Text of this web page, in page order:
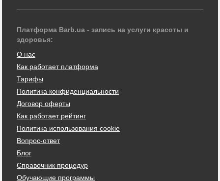
Платформа Barb.ua - запись на услуги красоты и
здоровья:
О нас
Как работает платформа
Тарифы
Политика конфиденциальности
Договор оферты
Как работает рейтинг
Политика использования cookie
Вопрос-ответ
Блог
Справочник процедур
Обучающие программы